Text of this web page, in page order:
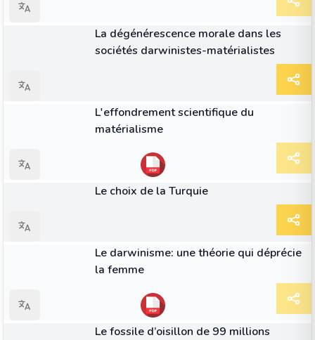
La dégénérescence morale dans les
sociétés darwinistes-matérialistes
L'effondrement scientifique du
matérialisme
Le choix de la Turquie
Le darwinisme: une théorie qui déprécie
la femme
Le fossile d’oisillon de 99 millions